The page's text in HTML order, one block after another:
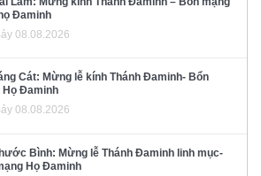
Đaminh
08.08.2026
Cát: Mừng lễ kính Thánh Đaminh- Bổn
Họ Đaminh
08.08.2026
Bình: Mừng lễ Thánh Đaminh linh mục-
Họ Đaminh